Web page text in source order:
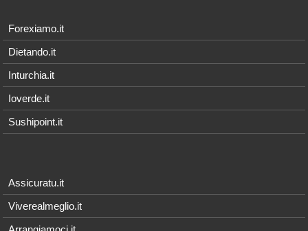
Forexiamo.it
Dietando.it
Inturchia.it
Ioverde.it
Sushipoint.it
Assicuratu.it
Viverealmeglio.it